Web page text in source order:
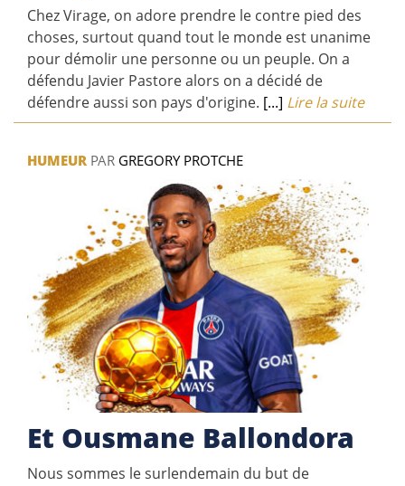
Chez Virage, on adore prendre le contre pied des
choses, surtout quand tout le monde est unanime
pour démolir une personne ou un peuple. On a
défendu Javier Pastore alors on a décidé de
défendre aussi son pays d'origine. [...] Lire la suite
HUMEUR PAR GREGORY PROTCHE
Et Ousmane Ballondora
Nous sommes le surlendemain du but de